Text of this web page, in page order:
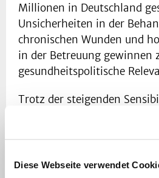
Diese Webseite verwendet
Millionen in Deutschland
Unsicherheiten in der
chronischen Wunden und
in der Betreuung gewinnen
gesundheitspolitische
Trotz der steigenden
Bevölkerung für
flächendeckende,